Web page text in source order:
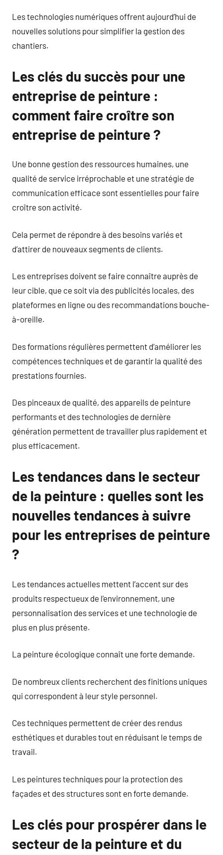
Les technologies numériques offrent aujourd’hui de
nouvelles solutions pour simplifier la gestion des
chantiers.
Les clés du succès pour une
entreprise de peinture :
comment faire croître son
entreprise de peinture ?
Une bonne gestion des ressources humaines, une
qualité de service irréprochable et une stratégie de
communication efficace sont essentielles pour faire
croître son activité.
Cela permet de répondre à des besoins variés et
d’attirer de nouveaux segments de clients.
Les entreprises doivent se faire connaître auprès de
leur cible, que ce soit via des publicités locales, des
plateformes en ligne ou des recommandations bouche-
à-oreille.
Des formations régulières permettent d’améliorer les
compétences techniques et de garantir la qualité des
prestations fournies.
Des pinceaux de qualité, des appareils de peinture
performants et des technologies de dernière
génération permettent de travailler plus rapidement et
plus efficacement.
Les tendances dans le secteur
de la peinture : quelles sont les
nouvelles tendances à suivre
pour les entreprises de peinture
?
Les tendances actuelles mettent l’accent sur des
produits respectueux de l’environnement, une
personnalisation des services et une technologie de
plus en plus présente.
La peinture écologique connaît une forte demande.
De nombreux clients recherchent des finitions uniques
qui correspondent à leur style personnel.
Ces techniques permettent de créer des rendus
esthétiques et durables tout en réduisant le temps de
travail.
Les peintures techniques pour la protection des
façades et des structures sont en forte demande.
Les clés pour prospérer dans le
secteur de la peinture et du